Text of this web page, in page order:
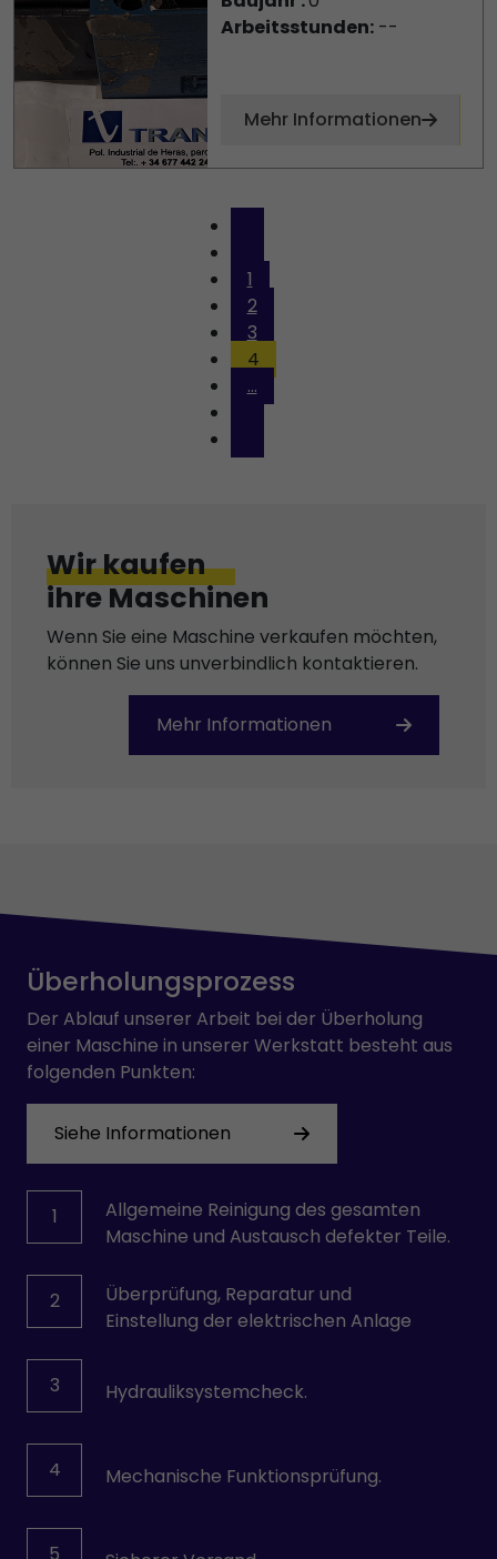
Arbeitsstunden:--
Mehr Informationen
1
2
3
4
...
Wir kaufen
ihre Maschinen
Wenn Sie eine Maschine verkaufen möchten,
können Sie uns unverbindlich kontaktieren.
Mehr Informationen
Überholungsprozess
Der Ablauf unserer Arbeit bei der Überholung
einer Maschine in unserer Werkstatt besteht aus
folgenden Punkten:
Siehe Informationen
1
Allgemeine Reinigung des gesamten
Maschine und Austausch defekter Teile.
2
Überprüfung, Reparatur und
Einstellung der elektrischen Anlage
3 Hydrauliksystemcheck.
4 Mechanische Funktionsprüfung.